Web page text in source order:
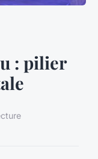
: pilier